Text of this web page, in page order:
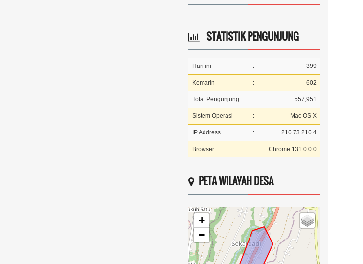
STATISTIK PENGUNJUNG
Hari ini : 399
Kemarin : 602
Total Pengunjung : 557,951
Sistem Operasi : Mac OS X
IP Address : 216.73.216.4
Browser : Chrome 131.0.0.0
PETA WILAYAH DESA
+
−